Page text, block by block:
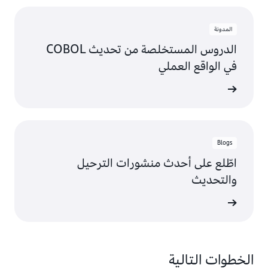
المدونة
الدروس المستخلصة من تحديث COBOL
في الواقع العملي
Blogs
اطّلع على أحدث منشورات الترحيل
والتحديث
الخطوات التالية